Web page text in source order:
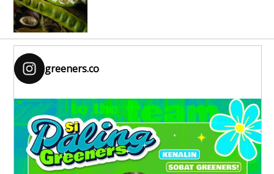
greeners.co